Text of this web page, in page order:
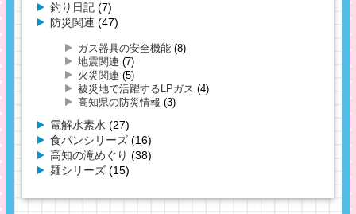
釣り日記 (7)
防災関連 (47)
ガス器具の安全機能 (8)
地震関連 (7)
火災関連 (5)
被災地で活躍するLPガス (4)
高知県の防災情報 (3)
電解水素水 (27)
食パンシリーズ (16)
高知の滝めぐり (38)
麺シリーズ (15)